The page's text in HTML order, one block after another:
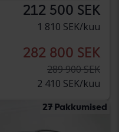
212 500 SEK
1 810 SEK/kuu
282 800 SEK
289 900 SEK
2 410 SEK/kuu
27 Pakkumised